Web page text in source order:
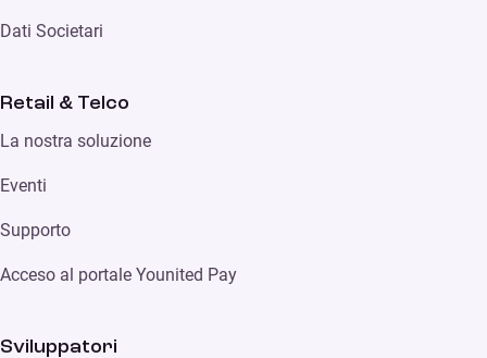
Dati Societari
Retail & Telco
La nostra soluzione
Eventi
Supporto
Acceso al portale Younited Pay
Sviluppatori